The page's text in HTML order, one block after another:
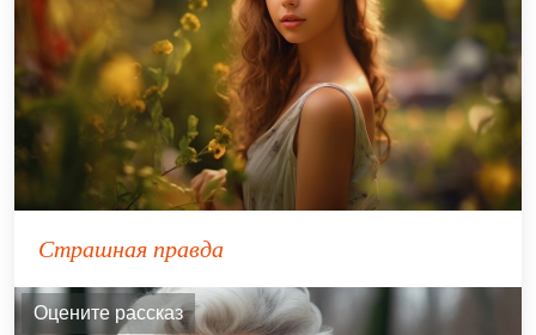
Страшная правда
Оцените рассказ